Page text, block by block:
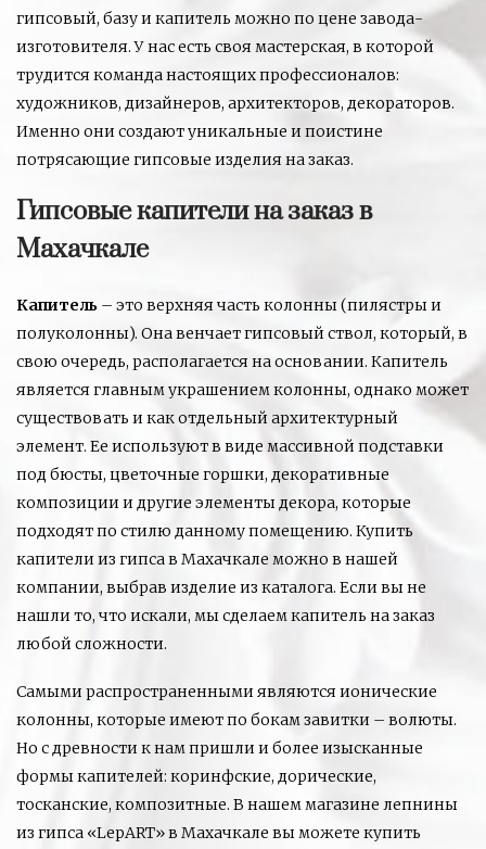
гипсовый, базу и капитель можно по цене завода-
изготовителя. У нас есть своя мастерская, в которой
трудится команда настоящих профессионалов:
художников, дизайнеров, архитекторов, декораторов.
Именно они создают уникальные и поистине
потрясающие гипсовые изделия на заказ.
Гипсовые капители на заказ в
Махачкале
Капитель – это верхняя часть колонны (пилястры и
полуколонны). Она венчает гипсовый ствол, который, в
свою очередь, располагается на основании. Капитель
является главным украшением колонны, однако может
существовать и как отдельный архитектурный
элемент. Ее используют в виде массивной подставки
под бюсты, цветочные горшки, декоративные
композиции и другие элементы декора, которые
подходят по стилю данному помещению. Купить
капители из гипса в Махачкале можно в нашей
компании, выбрав изделие из каталога. Если вы не
нашли то, что искали, мы сделаем капитель на заказ
любой сложности.
Самыми распространенными являются ионические
колонны, которые имеют по бокам завитки – волюты.
Но с древности к нам пришли и более изысканные
формы капителей: коринфские, дорические,
тосканские, композитные. В нашем магазине лепнины
из гипса «LepART» в Махачкале вы можете купить